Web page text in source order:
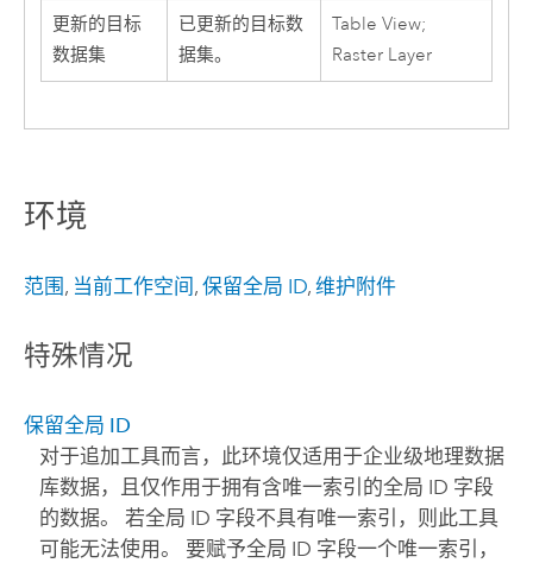
更新的目标
数据集
已更新的目标数
据集。
Table View;
Raster Layer
环境
范围, 当前工作空间, 保留全局 ID, 维护附件
特殊情况
保留全局 ID
对于追加工具而言，此环境仅适用于企业级地理数据
库数据，且仅作用于拥有含唯一索引的全局 ID 字段
的数据。 若全局 ID 字段不具有唯一索引，则此工具
可能无法使用。 要赋予全局 ID 字段一个唯一索引，